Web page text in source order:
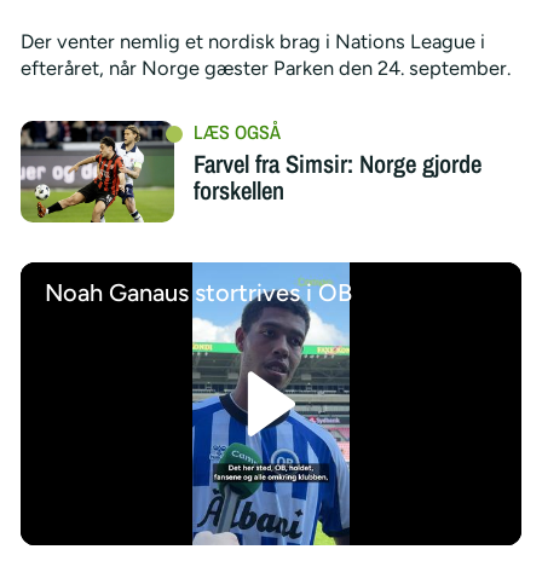
Der venter nemlig et nordisk brag i Nations League i
efteråret, når Norge gæster Parken den 24. september.
Farvel fra Simsir: Norge gjorde
forskellen
Noah Ganaus stortrives i OB
/